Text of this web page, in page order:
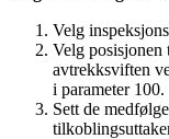
Velg
Velg
avtrekksviften
i parameter 100.
Sett de